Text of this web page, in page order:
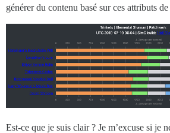
générer du contenu basé sur ces attributs
Est-ce que je suis clair ? Je m’excuse si je